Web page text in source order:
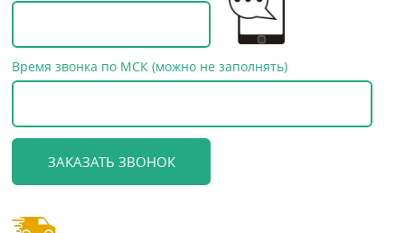
Время звонка по МСК (можно не заполнять)